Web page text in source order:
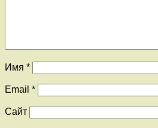
Имя *
Email *
Сайт